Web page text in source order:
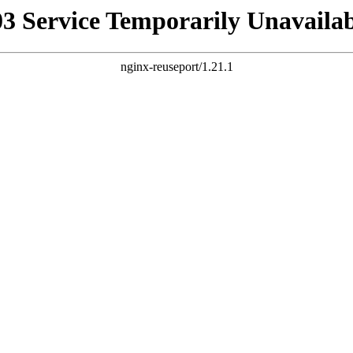
Service Temporarily
nginx-reuseport/1.21.1